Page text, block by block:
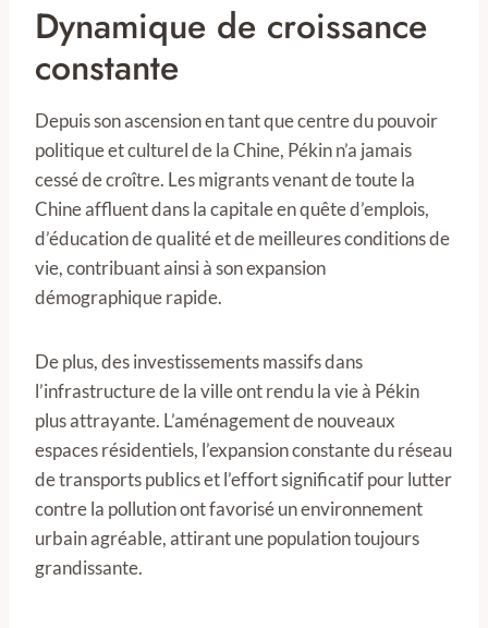
Dynamique de croissance
constante
Depuis son ascension en tant que centre du pouvoir
politique et culturel de la Chine, Pékin n’a jamais
cessé de croître. Les migrants venant de toute la
Chine affluent dans la capitale en quête d’emplois,
d’éducation de qualité et de meilleures conditions de
vie, contribuant ainsi à son expansion
démographique rapide.
De plus, des investissements massifs dans
l’infrastructure de la ville ont rendu la vie à Pékin
plus attrayante. L’aménagement de nouveaux
espaces résidentiels, l’expansion constante du réseau
de transports publics et l’effort significatif pour lutter
contre la pollution ont favorisé un environnement
urbain agréable, attirant une population toujours
grandissante.